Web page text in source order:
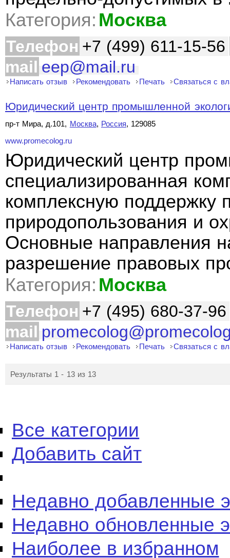
Категория: Москва
Телефон +7 (499) 611-15-56
mail eep@mail.ru
Написать отзыв Рекомендовать Печать Связаться с
Юридический центр промышленной
пр-т Мира, д.101, Москва, Россия, 129085
www.promecolog.ru
Юридический центр
специализированная
комплексную поддержку
природопользования и
Основные направления
разрешение правовых
Категория: Москва
Телефон +7 (495) 680-37-96
mail
Написать отзыв Рекомендовать Печать Связаться с
Результаты 1 - 13 из 13
Все категории
Добавить сайт
Недавно добавленные
Недавно обновленные
Наиболее в избранном